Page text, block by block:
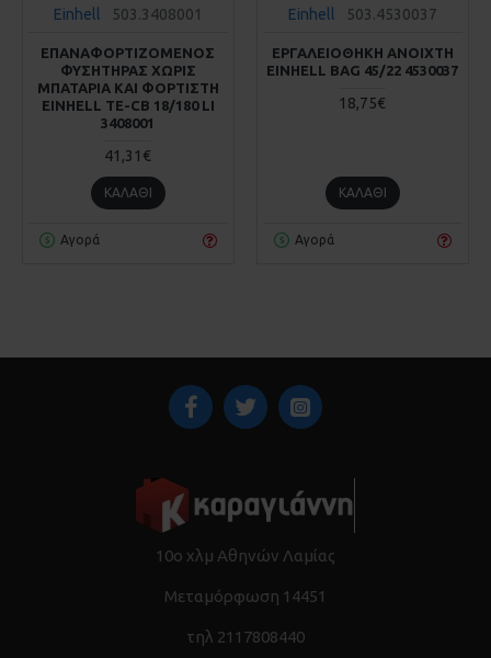
Einhell 503.3408001
ΕΠΑΝΑΦΟΡΤΙΖΟΜΕΝΟΣ
ΦΥΣΗΤΗΡΑΣ ΧΩΡΙΣ
ΜΠΑΤΑΡΙΑ ΚΑΙ ΦΟΡΤΙΣΤΗ
EINHELL TE-CB 18/180 LI
3408001
41,31€
ΚΑΛΆΘΙ
Αγορά
Einhell 503.4530037
ΕΡΓΑΛΕΙΟΘΗΚΗ ΑΝΟΙΧΤΗ
EINHELL BAG 45/22 4530037
18,75€
ΚΑΛΆΘΙ
Αγορά
10ο χλμ Αθηνών Λαμίας
Μεταμόρφωση 14451
τηλ 2117808440